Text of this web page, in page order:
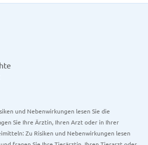
und Nebenwirkungen lesen Sie die
Sie Ihre Ärztin, Ihren Arzt oder in Ihrer
Zu Risiken und Nebenwirkungen lesen